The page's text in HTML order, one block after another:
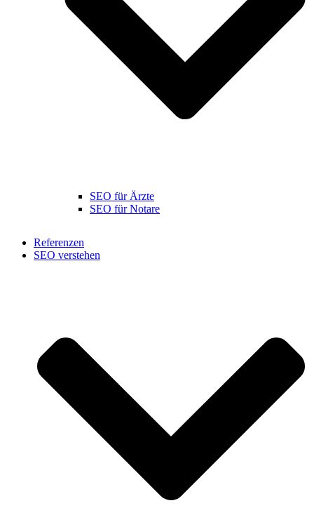
SEO für Ärzte
SEO für Notare
Referenzen
SEO verstehen